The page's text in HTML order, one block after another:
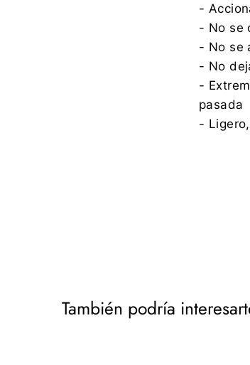
-
- No se
- No se
- No
-
pasada
-
También podría